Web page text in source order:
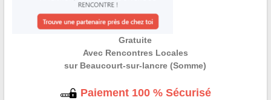
Gratuite
Avec Rencontres Locales
sur Beaucourt-sur-lancre (Somme)
Paiement 100 % Sécurisé